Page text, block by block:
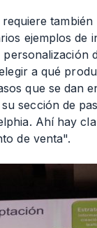
ejemplos de
a qué
que se dan
sección de
Ahí hay
de venta".